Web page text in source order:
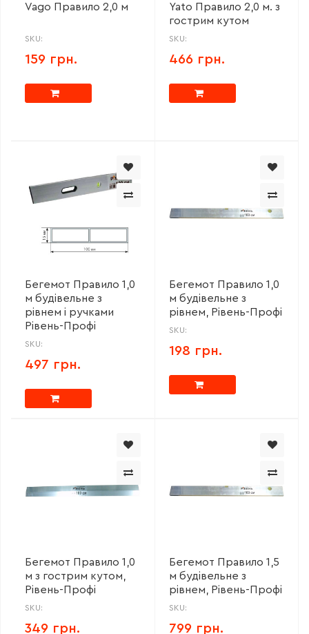
Vago Правило 2,0 м
SKU:
159 грн.
Yato Правило 2,0 м. з
гострим кутом
SKU:
466 грн.
Бегемот Правило 1,0
м будівельне з
рівнем і ручками
Рівень-Профі
SKU:
497 грн.
Бегемот Правило 1,0
м будівельне з
рівнем, Рівень-Профі
SKU:
198 грн.
Бегемот Правило 1,0
м з гострим кутом,
Рівень-Профі
SKU:
349 грн.
Бегемот Правило 1,5
м будівельне з
рівнем, Рівень-Профі
SKU:
799 грн.